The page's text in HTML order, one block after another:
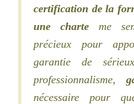
certification de la
une charte me
précieux pour
garantie de
professionnalisme,
nécessaire pour